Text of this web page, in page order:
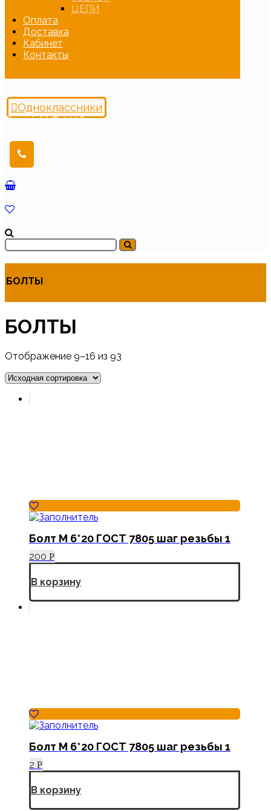
ЦЕПИ
Оплата
Доставка
Кабинет
Контакты
Одноклассники
Copyright © 2026
БОЛТЫ
БОЛТЫ
Отображение 9–16 из 93
Болт М 6*20 ГОСТ 7805 шаг резьбы 1
200 Р
В корзину
Болт М 6*20 ГОСТ 7805 шаг резьбы 1
2 Р
В корзину